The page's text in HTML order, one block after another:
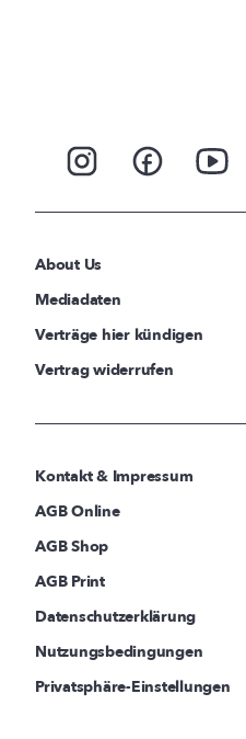
About Us
Mediadaten
Verträge hier kündigen
Vertrag widerrufen
Kontakt & Impressum
AGB Online
AGB Shop
AGB Print
Datenschutzerklärung
Nutzungsbedingungen
Privatsphäre-Einstellungen